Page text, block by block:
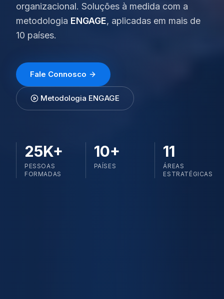
organizacional. Soluções à medida com a
metodologia ENGAGE, aplicadas em mais de
10 países.
Fale Connosco
Metodologia ENGAGE
25K+
PESSOAS
FORMADAS
10+
PAÍSES
11
ÁREAS
ESTRATÉGICAS